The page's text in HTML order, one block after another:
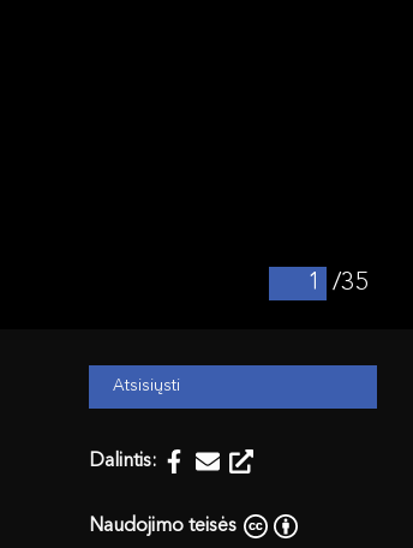
/35
Atsisiųsti
Dalintis:
Naudojimo teisės